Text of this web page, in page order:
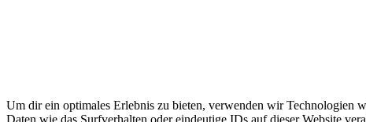
Um dir ein optimales Erlebnis zu bieten, verwenden wir Technologien
Daten wie das Surfverhalten oder eindeutige IDs auf dieser Website